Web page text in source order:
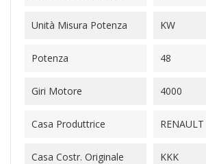
Unità Misura Potenza KW
Potenza 48
Giri Motore 4000
Casa Produttrice RENAULT
Casa Costr. Originale KKK